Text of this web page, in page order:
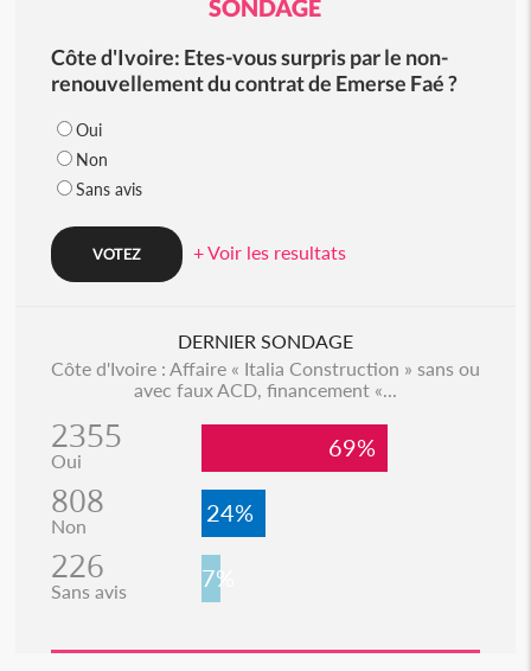
SONDAGE
Côte d'Ivoire: Etes-vous surpris par le non-
renouvellement du contrat de Emerse Faé ?
Oui
Non
Sans avis
+ Voir les resultats
DERNIER SONDAGE
Côte d'Ivoire : Affaire « Italia Construction » sans ou
avec faux ACD, financement «...
2355
Oui 69%
808
Non 24%
226
Sans avis 7%